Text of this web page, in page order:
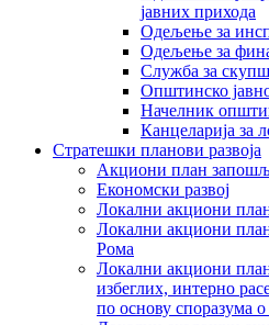
јавних прихода
Одељење за
Одељење за
Служба за
Општинско
Начелник
Канцеларија за
Стратешки планови развоја
Акциони план
Економски развој
Локални акциони
Локални акциони
Рома
Локални акциони
избеглих, интерно
по основу споразума